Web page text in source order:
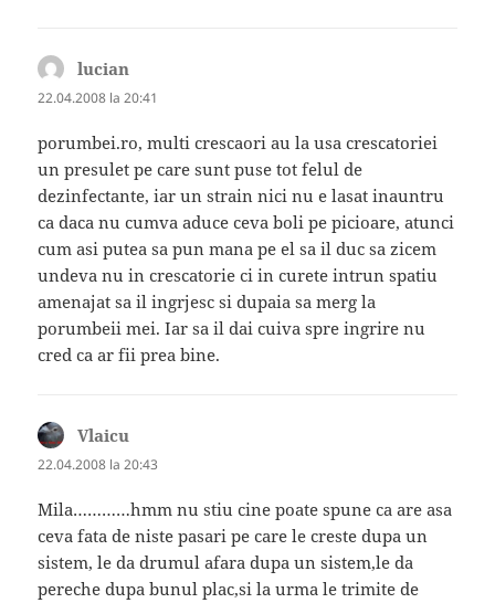
lucian
22.04.2008 la 20:41
porumbei.ro, multi crescaori au la usa crescatoriei
un presulet pe care sunt puse tot felul de
dezinfectante, iar un strain nici nu e lasat inauntru
ca daca nu cumva aduce ceva boli pe picioare, atunci
cum asi putea sa pun mana pe el sa il duc sa zicem
undeva nu in crescatorie ci in curete intrun spatiu
amenajat sa il ingrjesc si dupaia sa merg la
porumbeii mei. Iar sa il dai cuiva spre ingrire nu
cred ca ar fii prea bine.
Vlaicu
22.04.2008 la 20:43
Mila…………hmm nu stiu cine poate spune ca are asa
ceva fata de niste pasari pe care le creste dupa un
sistem, le da drumul afara dupa un sistem,le da
pereche dupa bunul plac,si la urma le trimite de